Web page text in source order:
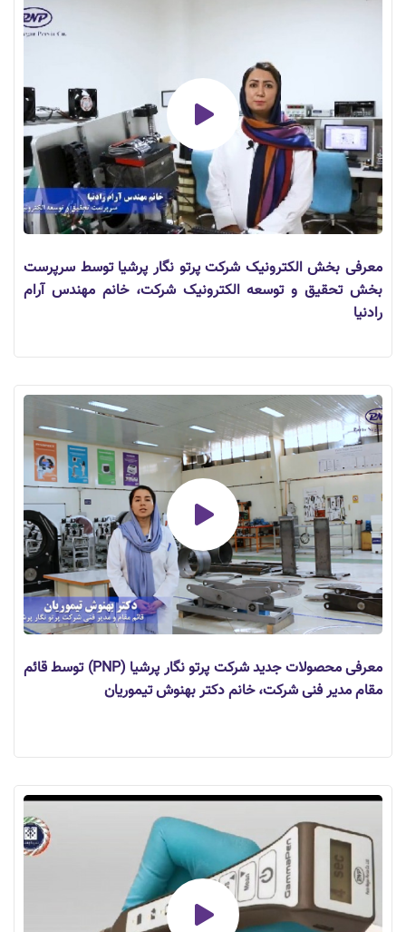
معرفی بخش الکترونیک شرکت پرتو نگار پرشیا توسط سرپرست
بخش تحقیق و توسعه الکترونیک شرکت، خانم مهندس آرام
رادنیا
معرفی محصولات جدید شرکت پرتو نگار پرشیا (PNP) توسط قائم
مقام مدیر فنی شرکت، خانم دکتر بهنوش تیموریان